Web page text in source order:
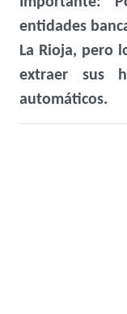
entidades
La Rioja, pero
extraer sus
automáticos.